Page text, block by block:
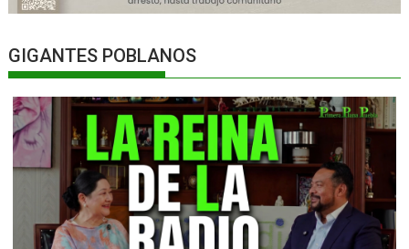
GIGANTES POBLANOS